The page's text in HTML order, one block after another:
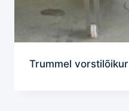
Trummel vorstilõikur